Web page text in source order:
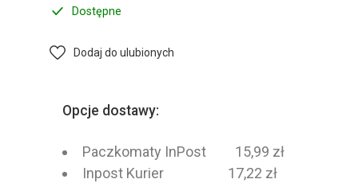
Dostępne
Dodaj do ulubionych
Opcje dostawy:
Paczkomaty InPost 15,99 zł
Inpost Kurier 17,22 zł